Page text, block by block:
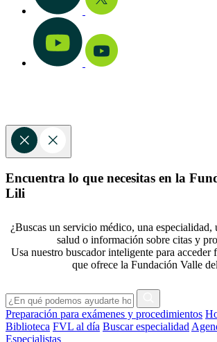
Encuentra lo que necesitas en la
Lili
¿Buscas un servicio médico, una especialidad,
salud o información sobre citas y
Usa nuestro buscador inteligente para acceder
que ofrece la Fundación Valle
Preparación para exámenes y procedimientos
Biblioteca FVL al día Buscar especialidad
Especialistas